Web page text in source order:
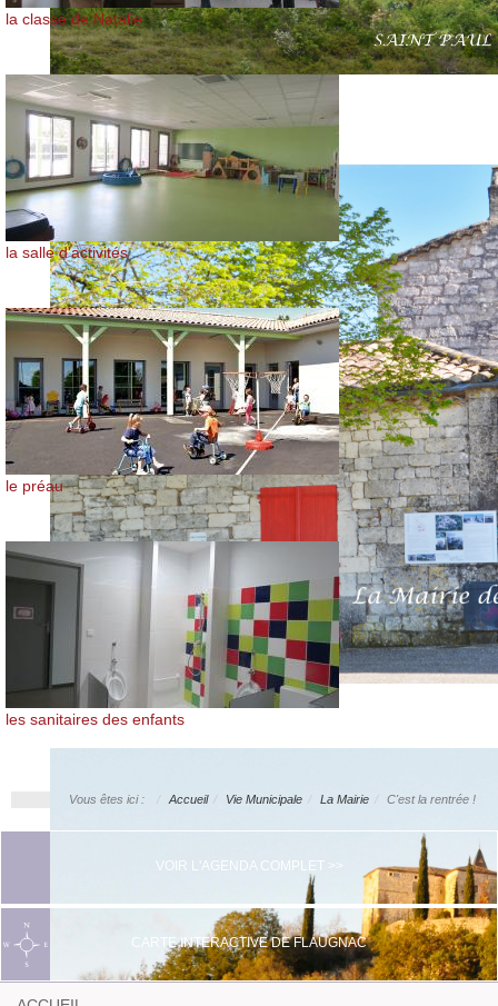
la classe de Natalie
la salle d'activités
le préau
les sanitaires des enfants
Vous êtes ici : Accueil Vie Municipale La Mairie C'est la rentrée !
VOIR L'AGENDA COMPLET >>
CARTE INTERACTIVE DE FLAUGNAC